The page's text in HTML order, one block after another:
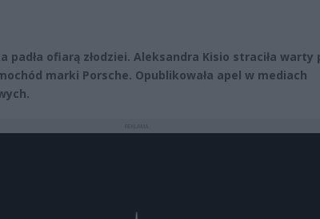
padła ofiarą złodziei. Aleksandra Kisio straciła warty
marki Porsche. Opublikowała apel w mediach